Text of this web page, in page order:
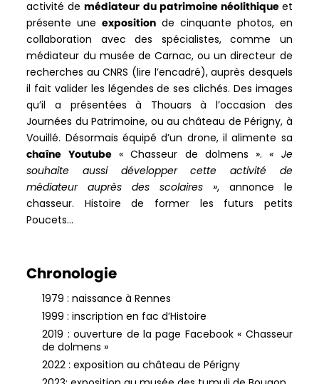
activité demédiateur du patrimoine néolithique et
présente uneexposition de cinquante photos, en
collaboration avec des spécialistes, comme un
médiateur du musée de Carnac, ou un directeur de
recherches au CNRS (lire l’encadré), auprès desquels
il fait valider les légendes de ses clichés. Des images
qu’il a présentées à Thouars à l’occasion des
Journées du Patrimoine, ou au château de Périgny, à
Vouillé. Désormais équipé d’un drone, il alimente sa
chaîne Youtube« Chasseur de dolmens ».« Je
souhaite aussi développer cette activité de
médiateur auprès des scolaires », annonce le
chasseur. Histoire de former les futurs petits
Poucets…
Chronologie
1979 : naissance à Rennes
1999 : inscription en fac d’Histoire
2019 : ouverture de la page Facebook « Chasseur
de dolmens »
2022 : exposition au château de Périgny